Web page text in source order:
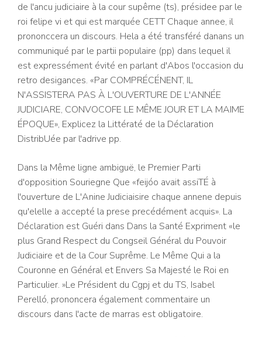
de l'ancu judiciaire à la cour supême (ts), présidee par le
roi felipe vi et qui est marquée CETT Chaque annee, il
prononccera un discours. Hela a été transféré danans un
communiqué par le partii populaire (pp) dans lequel il
est expressément évité en parlant d'Abos l'occasion du
retro desigances. «Par COMPRÉCÉNENT, IL
N'ASSISTERA PAS À L'OUVERTURE DE L'ANNÉE
JUDICIARE, CONVOCOFE LE MÊME JOUR ET LA MAIME
ÉPOQUE», Explicez la Littératé de la Déclaration
DistribUée par l'adrive pp.
Dans la Même ligne ambiguë, le Premier Parti
d'opposition Souriegne Que «feijóo avait assiTÉ à
l'ouverture de L'Anine Judiciaisire chaque annene depuis
qu'elelle a accepté la prese precédément acquis». La
Déclaration est Guéri dans Dans la Santé Expriment «le
plus Grand Respect du Congseil Général du Pouvoir
Judiciaire et de la Cour Suprême. Le Même Qui a la
Couronne en Général et Envers Sa Majesté le Roi en
Particulier. »Le Président du Cgpj et du TS, Isabel
Perelló, prononcera également commentaire un
discours dans l'acte de marras est obligatoire.